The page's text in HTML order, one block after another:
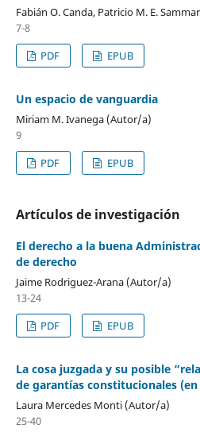
Fabián O. Canda, Patricio M. E.
7-8
PDF
EPUB
Un espacio de vanguardia
Miriam M. Ivanega (Autor/a)
9
PDF
EPUB
Artículos de investigación
El derecho a la buena
de derecho
Jaime Rodriguez-Arana (Autor/a)
13-24
PDF
EPUB
La cosa juzgada y su posible
de garantías constitucionales
Laura Mercedes Monti (Autor/a)
25-40